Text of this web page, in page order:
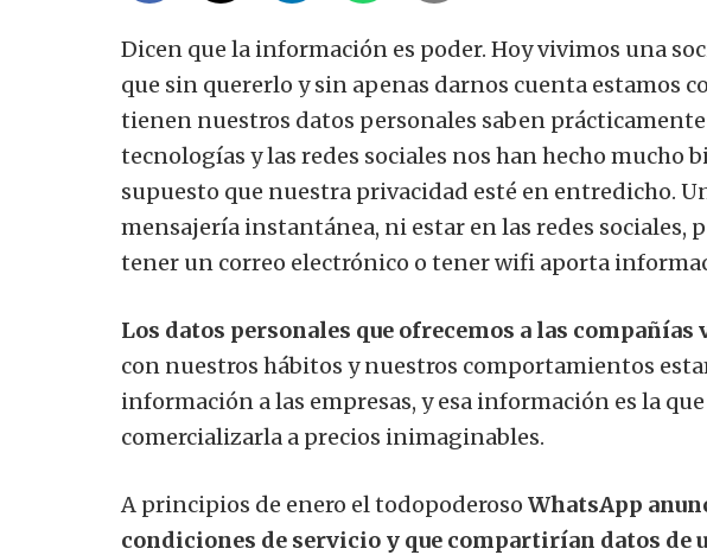
Dicen que la información es poder. Hoy vivimos una
que sin quererlo y sin apenas darnos cuenta estamos
tienen nuestros datos personales saben
tecnologías y las redes sociales nos han hecho mucho
supuesto que nuestra privacidad esté en entredicho.
mensajería instantánea, ni estar en las redes sociales,
tener un correo electrónico o tener wifi aporta
Los datos personales que ofrecemos a las compañías
con nuestros hábitos y nuestros comportamientos
información a las empresas, y esa información es la
comercializarla a precios inimaginables.
A principios de enero el todopoderoso WhatsApp
condiciones de servicio y que compartirían datos de